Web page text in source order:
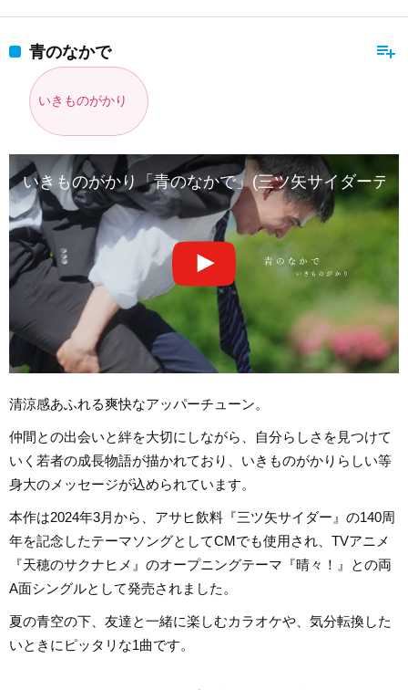
playlist_add
青のなかで
いきものがかり
いきものがかり「青のなかで」(三ツ矢サイダーテ
清涼感あふれる爽快なアッパーチューン。
仲間との出会いと絆を大切にしながら、自分らしさを見つけて
いく若者の成長物語が描かれており、いきものがかりらしい等
身大のメッセージが込められています。
本作は2024年3月から、アサヒ飲料『三ツ矢サイダー』の140周
年を記念したテーマソングとしてCMでも使用され、TVアニメ
『天穂のサクナヒメ』のオープニングテーマ『晴々！』との両
A面シングルとして発売されました。
夏の青空の下、友達と一緒に楽しむカラオケや、気分転換した
いときにピッタリな1曲です。